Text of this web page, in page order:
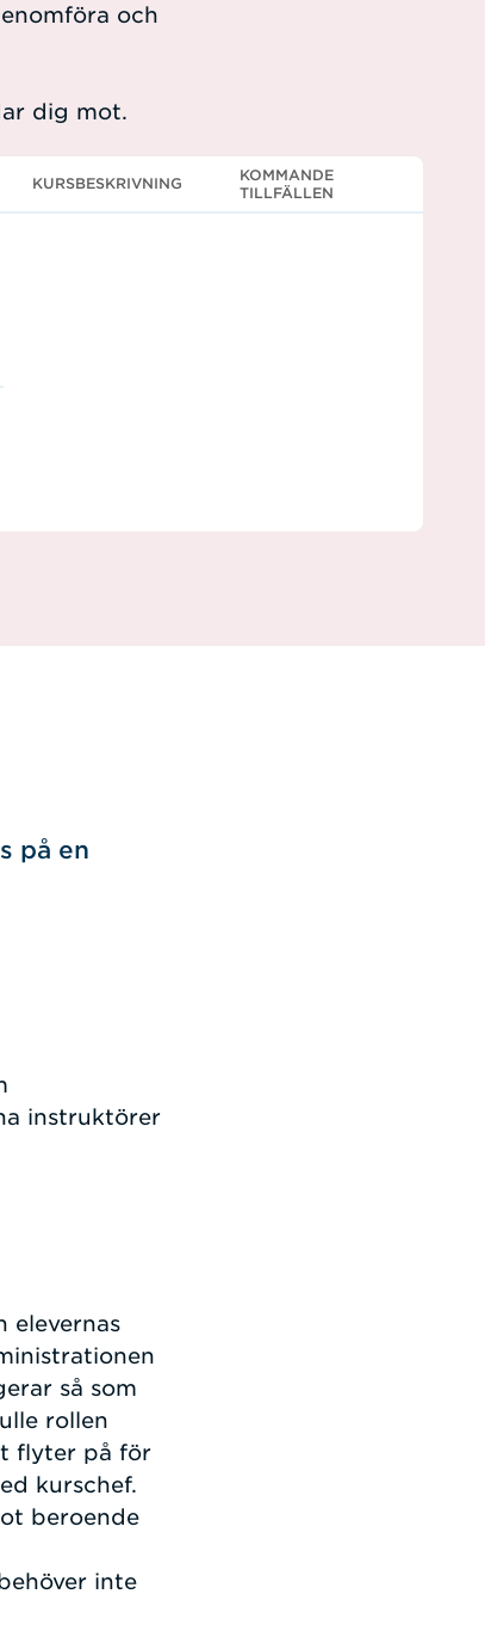
och
dig mot.
KURSBESKRIVNING
KOMMANDE
TILLFÄLLEN
på en
instruktörer
elevernas
så som
rollen
flyter på för
kurschef.
beroende
inte